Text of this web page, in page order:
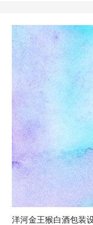
洋河金王猴白酒包装